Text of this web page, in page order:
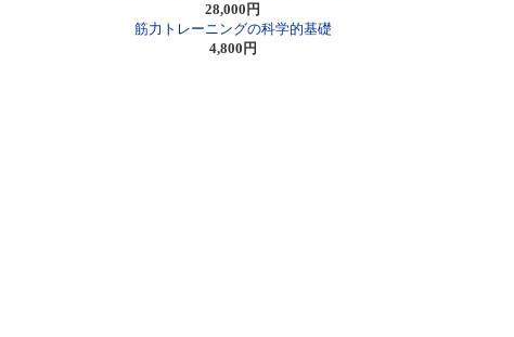
28,000円
筋力トレーニングの科学的基礎
4,800円